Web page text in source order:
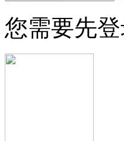
您需要先